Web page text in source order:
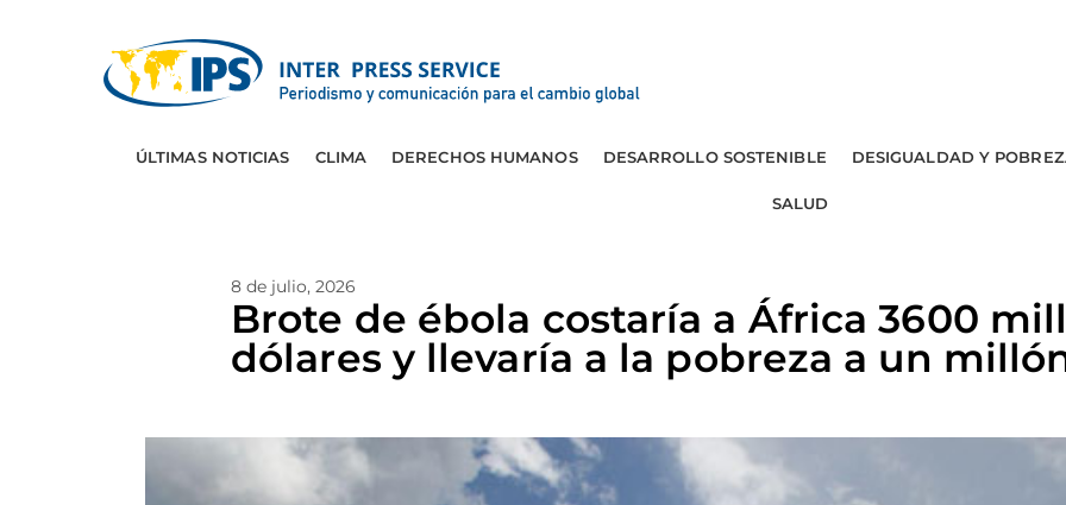
ÚLTIMAS NOTICIAS CLIMA DERECHOS HUMANOS DESARROLLO SOSTENIBLE DESIGUALDAD Y
SALUD
8 de julio, 2026
Brote de ébola costaría a África 3600
dólares y llevaría a la pobreza a un